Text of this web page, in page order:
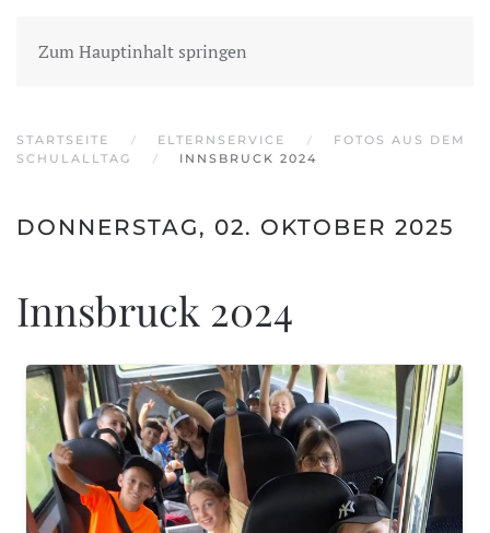
Zum Hauptinhalt springen
STARTSEITE ELTERNSERVICE
FOTOS AUS DEM
SCHULALLTAG
INNSBRUCK 2024
DONNERSTAG, 02. OKTOBER 2025
Innsbruck 2024